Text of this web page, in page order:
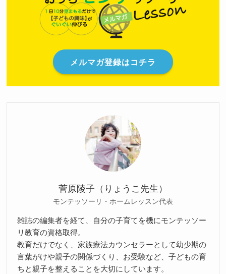
メルマガ登録はコチラ
菅原陵子（りょうこ先生）
モンテッソーリ・ホームレッスン代表
雑誌の編集者を経て、自分の子育てを機にモンテッソー
リ教育の資格取得。
教育だけでなく、家族療法カウンセラーとして幼少期の
言葉がけや親子の関係づくり、お受験など、子どもの育
ちと親子を整えることを大切にしています。